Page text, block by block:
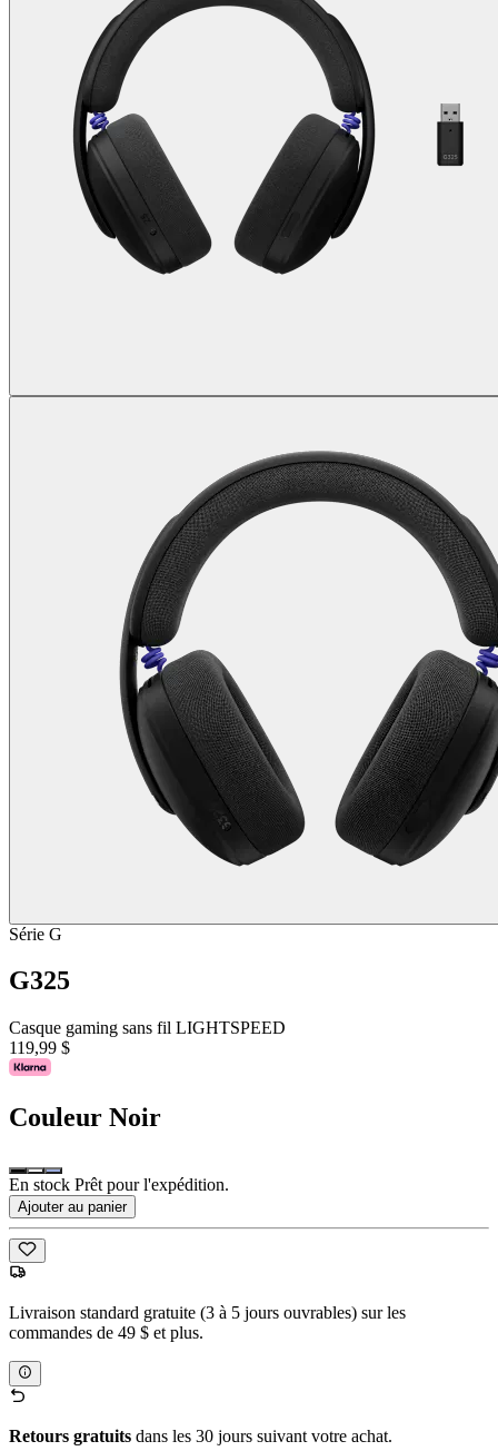
Série G
G325
Casque gaming sans fil LIGHTSPEED
119,99 $
Couleur Noir
En stock Prêt pour l'expédition.
Ajouter au panier
Livraison standard gratuite (3 à 5 jours ouvrables) sur les
commandes de 49 $ et plus.
Retours gratuits dans les 30 jours suivant votre achat.